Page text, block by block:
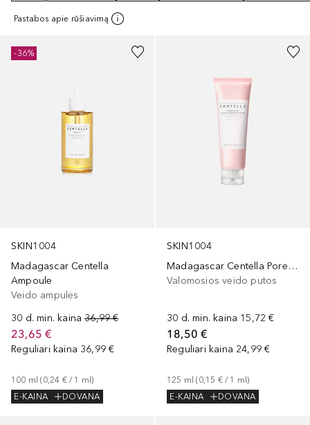
Pastabos apie rūšiavimą
SKIN1004
Madagascar Centella
Ampoule
Veido ampulės
30 d. min. kaina 36,99 €
23,65 €
Reguliari kaina 36,99 €
100 ml (0,24 € / 1 ml)
E-KAINA
DOVANA
-36%
SKIN1004
Madagascar Centella Poremizing Deep Cleansing Foam
Valomosios veido putos
30 d. min. kaina 15,72 €
18,50 €
Reguliari kaina 24,99 €
125 ml (0,15 € / 1 ml)
E-KAINA
DOVANA